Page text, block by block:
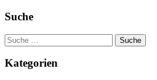
Suche
Suche
nach:
Kategorien